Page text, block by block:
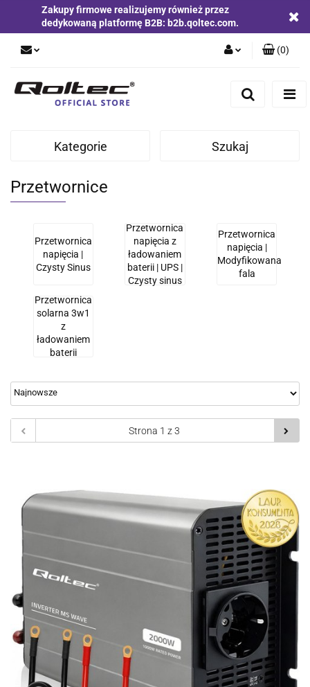
Zakupy firmowe realizujemy również przez
dedykowaną platformę B2B: b2b.qoltec.com.
Zgody cookies
(0)
Kategorie Szukaj
Przetwornice
Przetwornica
napięcia |
Czysty Sinus
Przetwornica
napięcia z
ładowaniem
baterii | UPS |
Czysty sinus
Przetwornica
napięcia |
Modyfikowana
fala
Przetwornica
solarna 3w1
z
ładowaniem
baterii